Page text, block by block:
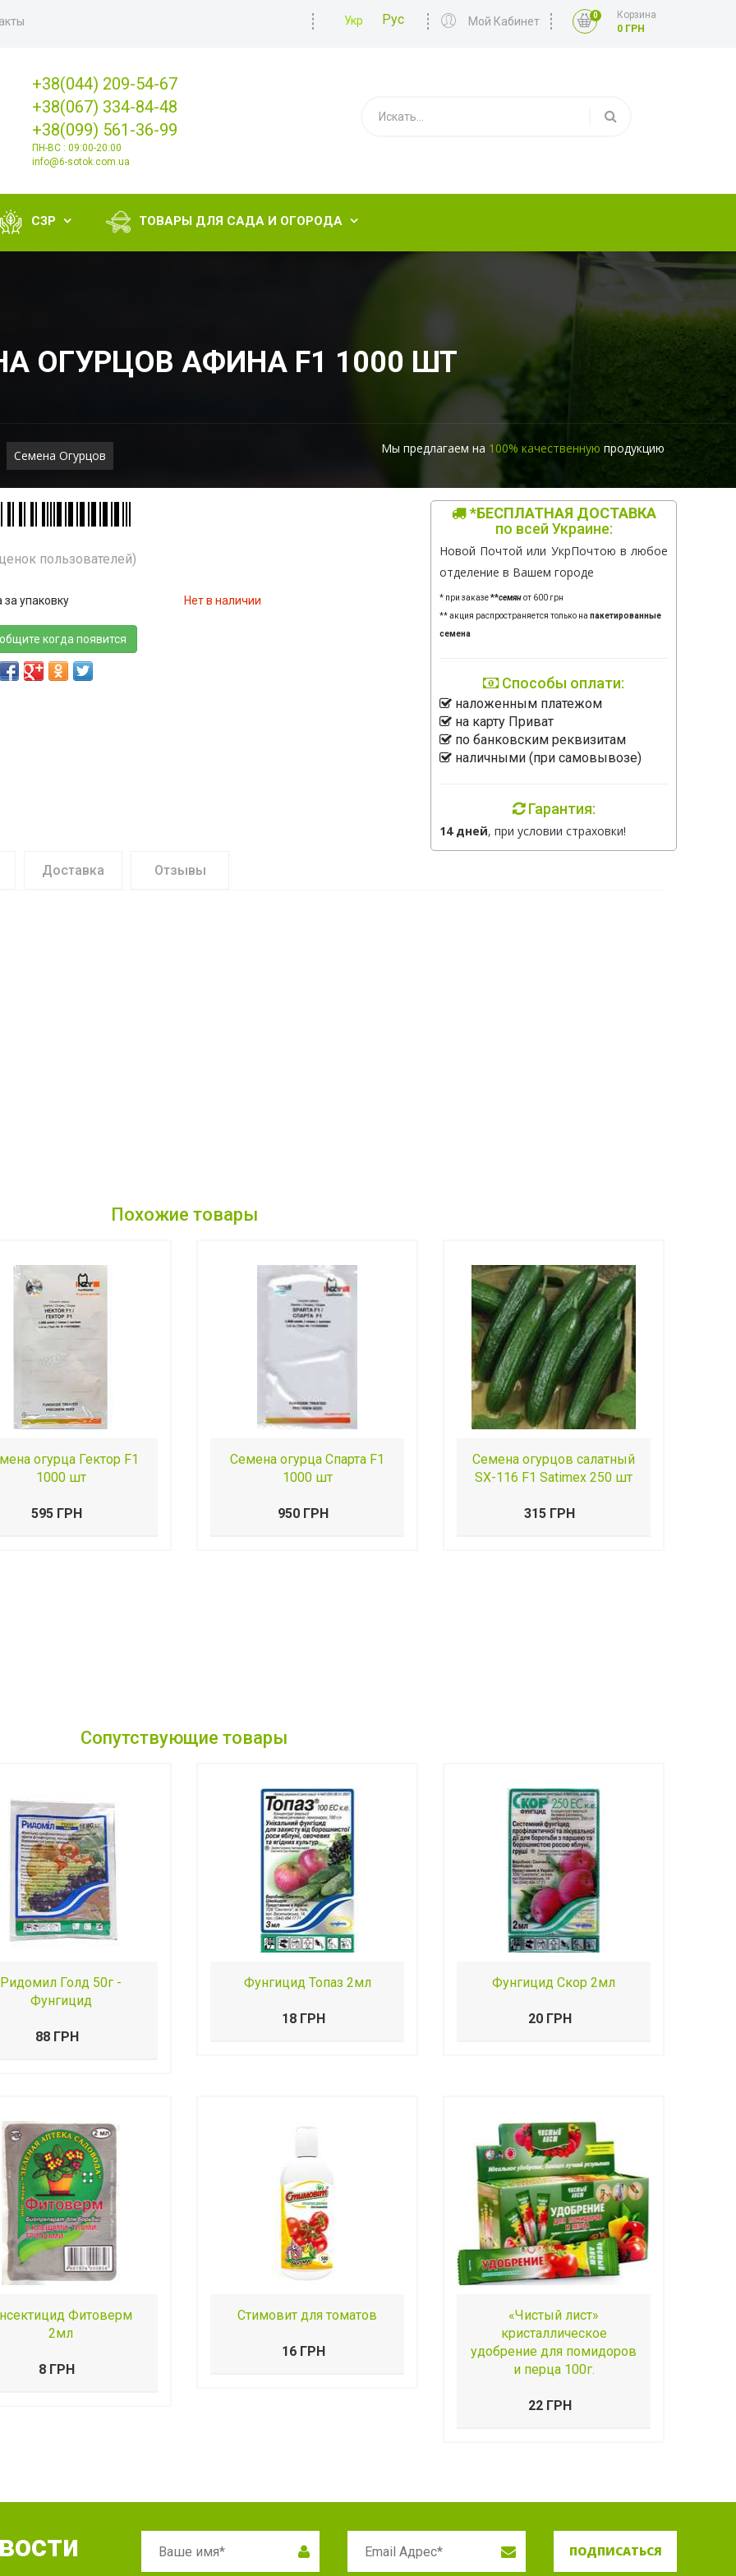
Укр Рус Мой Кабинет 0
Корзина
0 ГРН
+38(044) 209-54-67
+38(067) 334-84-48
+38(099) 561-36-99
ПН-ВС : 09:00-20:00
info@6-sotok.com.ua
СЗР  ТОВАРЫ ДЛЯ САДА И ОГОРОДА 
ОГУРЦОВ АФИНА F1 1000 ШТ
Семена Огурцов Мы предлагаем на 100% качественную продукцию
пользователей)
за упаковку Нет в наличии
когда появится
*БЕСПЛАТНАЯ ДОСТАВКА
по всей Украине:
Новой Почтой или УкрПочтою в любое
отделение в Вашем городе
* при заказе**семянот 600 грн
** акция распространяется только на пакетированные
семена
Способы оплати:
наложенным платежом
на карту Приват
по банковским реквизитам
наличными (при самовывозе)
Гарантия:
14 дней, при условии страховки!
Доставка Отзывы
Похожие товары
огурца Гектор F1
1000 шт
595 ГРН
Семена огурца Спарта F1
1000 шт
950 ГРН
Семена огурцов салатный
SX-116 F1 Satimex 250 шт
315 ГРН
Сопутствующие товары
Ридомил Голд 50г -
Фунгицид
88 ГРН
Фунгицид Топаз 2мл
18 ГРН
Фунгицид Скор 2мл
20 ГРН
Фитоверм
2мл
8 ГРН
Стимовит для томатов
16 ГРН
«Чистый лист»
кристаллическое
удобрение для помидоров
и перца 100г.
22 ГРН
ПОДПИСАТЬСЯ